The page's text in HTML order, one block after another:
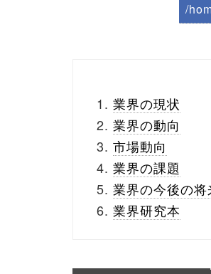
/
業界の現状
業界の動向
市場動向
業界の課題
業界の今後の将
業界研究本